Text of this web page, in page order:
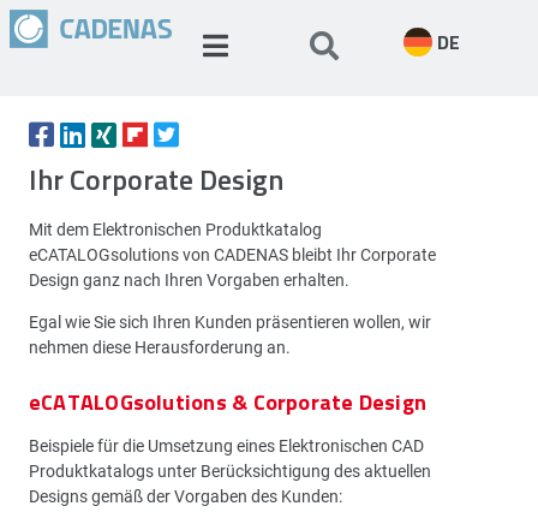
DE
Ihr Corporate Design
Mit dem Elektronischen Produktkatalog
eCATALOGsolutions von CADENAS bleibt Ihr Corporate
Design ganz nach Ihren Vorgaben erhalten.
Egal wie Sie sich Ihren Kunden präsentieren wollen, wir
nehmen diese Herausforderung an.
eCATALOGsolutions & Corporate Design
Beispiele für die Umsetzung eines Elektronischen CAD
Produktkatalogs unter Berücksichtigung des aktuellen
Designs gemäß der Vorgaben des Kunden: